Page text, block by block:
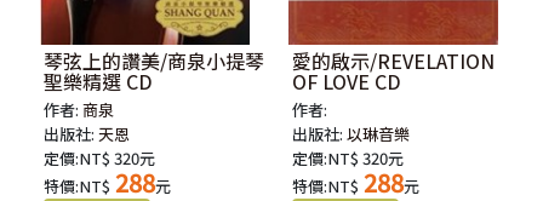
琴弦上的讚美/商泉小提琴
聖樂精選 CD
作者:商泉
出版社:天恩
定價:NT$ 320元
特價:NT$ 288元
愛的啟示/REVELATION
OF LOVE CD
作者:
出版社:以琳音樂
定價:NT$ 320元
特價:NT$ 288元